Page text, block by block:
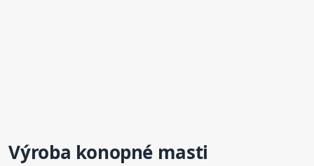
Výroba konopné masti